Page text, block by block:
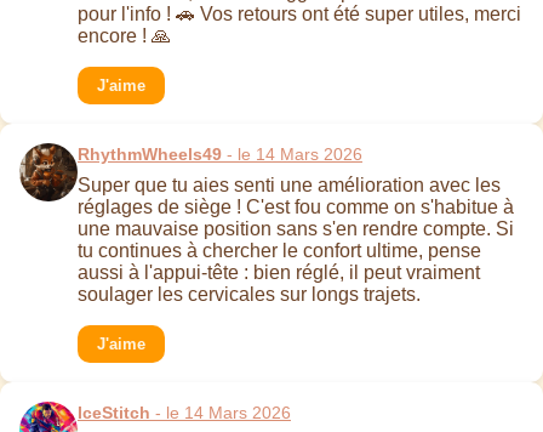
pour l'info ! 🚗 Vos retours ont été super utiles, merci
encore ! 🙏
J'aime
RhythmWheels49 - le 14 Mars 2026
Super que tu aies senti une amélioration avec les
réglages de siège ! C'est fou comme on s'habitue à
une mauvaise position sans s'en rendre compte. Si
tu continues à chercher le confort ultime, pense
aussi à l'appui-tête : bien réglé, il peut vraiment
soulager les cervicales sur longs trajets.
J'aime
IceStitch - le 14 Mars 2026